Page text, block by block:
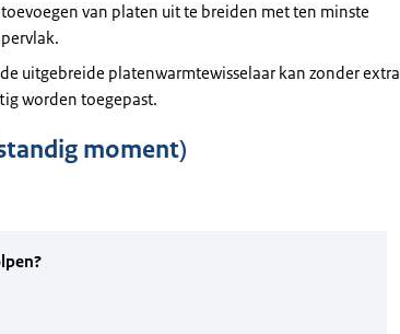
van platen uit te breiden met ten minste
uitgebreide platenwarmtewisselaar kan zonder extra
worden toegepast.
moment)